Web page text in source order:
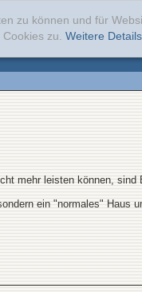
zu können und für
zu. Weitere
mehr leisten können,
ein "normales"